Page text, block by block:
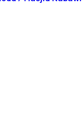
pour tous
les moments
d’Allah et
tous les
des conseils